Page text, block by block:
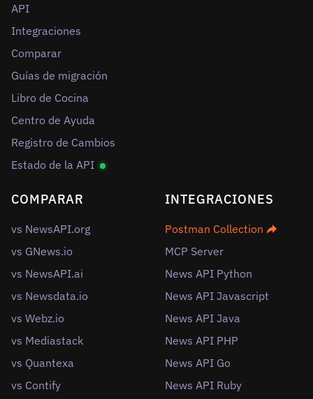
API
Integraciones
Comparar
Guías de migración
Libro de Cocina
Centro de Ayuda
Registro de Cambios
Estado de la API
COMPARAR
vs NewsAPI.org
vs GNews.io
vs NewsAPI.ai
vs Newsdata.io
vs Webz.io
vs Mediastack
vs Quantexa
vs Contify
INTEGRACIONES
Postman Collection
MCP Server
News API Python
News API Javascript
News API Java
News API PHP
News API Go
News API Ruby